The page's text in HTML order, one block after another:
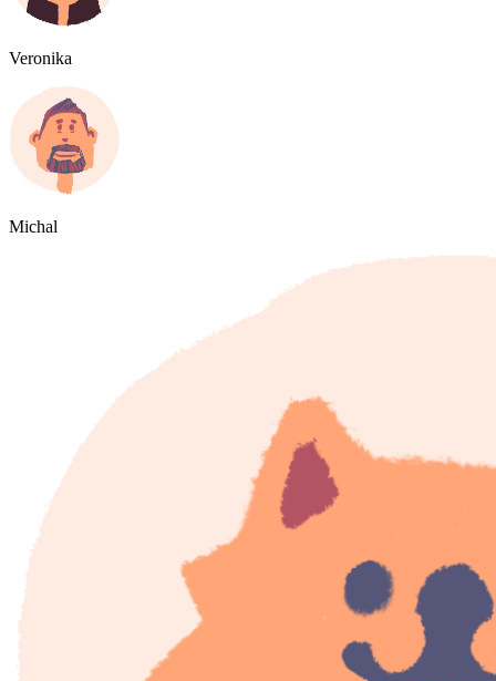
Veronika
Michal